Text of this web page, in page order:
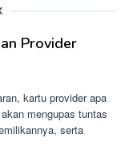
Provider
kartu provider apa
mengupas tuntas
serta